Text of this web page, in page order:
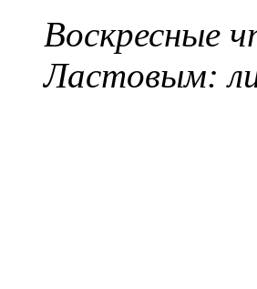
Воскресные
Ластовым: